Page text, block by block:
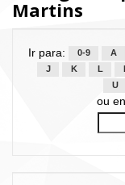
Martins
Ir para: 0-9 A
J
K L
U
ou